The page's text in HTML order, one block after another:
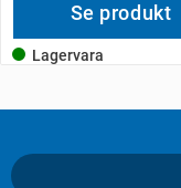
Se produkt
Lagervara